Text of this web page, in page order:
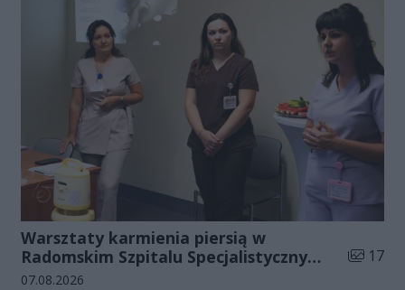
Warsztaty karmienia piersią w
Radomskim Szpitalu Specjalistycznym
(zdjęcia)
Liczba
17
Data dodania galerii:
07.08.2026